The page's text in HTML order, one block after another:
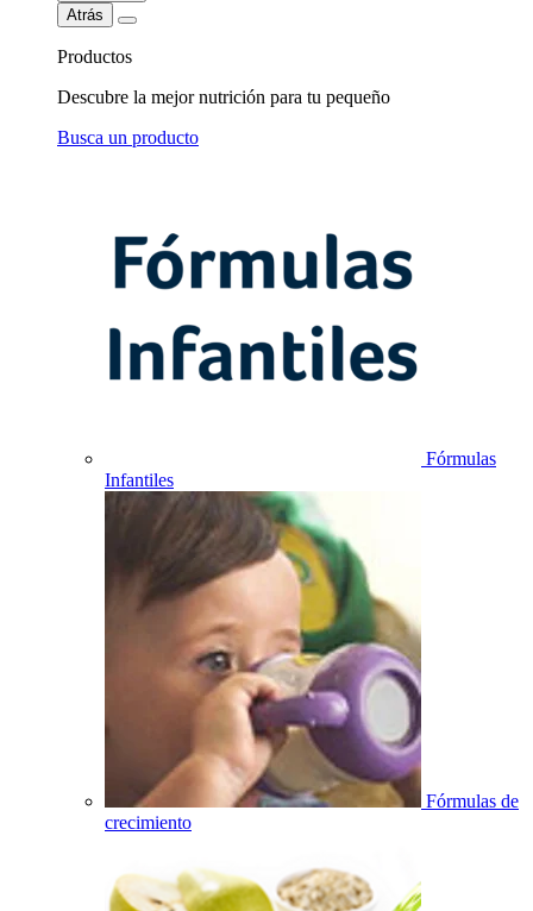
Atrás
Productos
Descubre la mejor nutrición para tu pequeño
Busca un producto
Fórmulas
Infantiles
Fórmulas de
crecimiento